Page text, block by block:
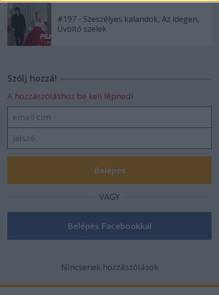
#197 - Szeszélyes kalandok, Az idegen,
Üvöltő szelek
Szólj hozzá!
A hozzászóláshoz be kell lépned!
VAGY
Nincsenek hozzászólások